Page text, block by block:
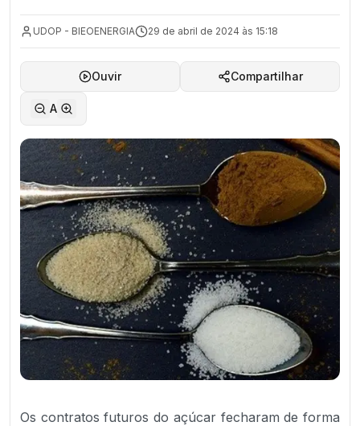
UDOP - BIEOENERGIA 29 de abril de 2024 às 15:18
Ouvir Compartilhar
A
Os contratos futuros do açúcar fecharam de forma